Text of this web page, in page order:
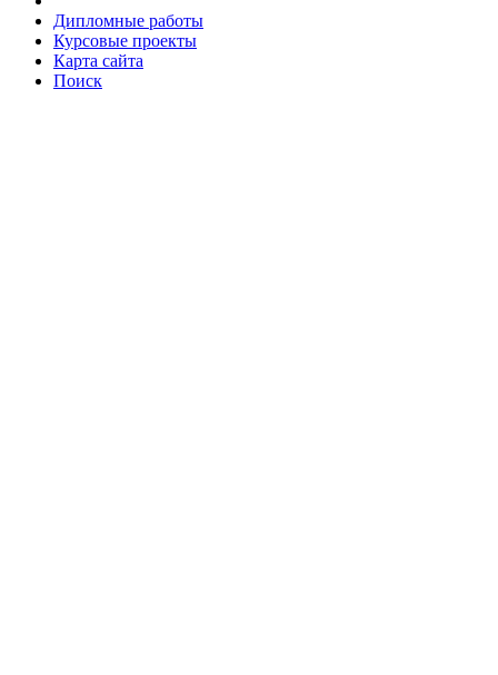
Дипломные работы
Курсовые проекты
Карта сайта
Поиск